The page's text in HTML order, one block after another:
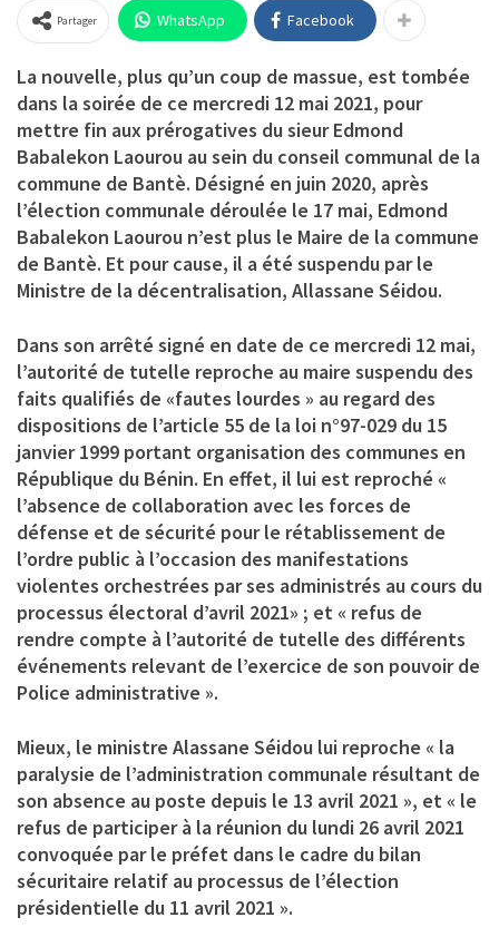
Partager WhatsApp Facebook
La nouvelle, plus qu’un coup de massue, est tombée
dans la soirée de ce mercredi 12 mai 2021, pour
mettre fin aux prérogatives du sieur Edmond
Babalekon Laourou au sein du conseil communal de la
commune de Bantè. Désigné en juin 2020, après
l’élection communale déroulée le 17 mai, Edmond
Babalekon Laourou n’est plus le Maire de la commune
de Bantè. Et pour cause, il a été suspendu par le
Ministre de la décentralisation, Allassane Séidou.
Dans son arrêté signé en date de ce mercredi 12 mai,
l’autorité de tutelle reproche au maire suspendu des
faits qualifiés de «fautes lourdes » au regard des
dispositions de l’article 55 de la loi n°97-029 du 15
janvier 1999 portant organisation des communes en
République du Bénin. En effet, il lui est reproché «
l’absence de collaboration avec les forces de
défense et de sécurité pour le rétablissement de
l’ordre public à l’occasion des manifestations
violentes orchestrées par ses administrés au cours du
processus électoral d’avril 2021» ; et « refus de
rendre compte à l’autorité de tutelle des différents
événements relevant de l’exercice de son pouvoir de
Police administrative ».
Mieux, le ministre Alassane Séidou lui reproche « la
paralysie de l’administration communale résultant de
son absence au poste depuis le 13 avril 2021 », et « le
refus de participer à la réunion du lundi 26 avril 2021
convoquée par le préfet dans le cadre du bilan
sécuritaire relatif au processus de l’élection
présidentielle du 11 avril 2021 ».